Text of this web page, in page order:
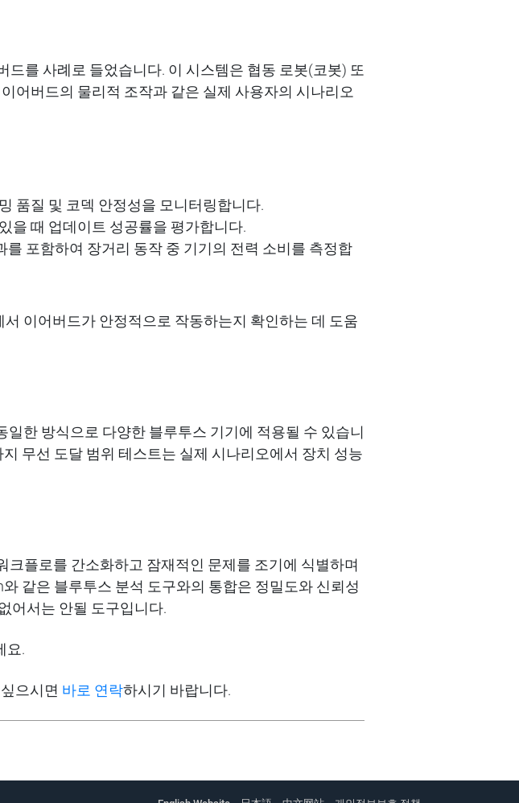
드를 사례로 들었습니다. 이 시스템은 협동 로봇(코봇) 또
이어버드의 물리적 조작과 같은 실제 사용자의 시나리오
품질 및 코덱 안정성을 모니터링합니다.
있을 때 업데이트 성공률을 평가합니다.
를 포함하여 장거리 동작 중 기기의 전력 소비를 측정합
서 이어버드가 안정적으로 작동하는지 확인하는 데 도움
일한 방식으로 다양한 블루투스 기기에 적용될 수 있습니
무선 도달 범위 테스트는 실제 시나리오에서 장치 성능
크플로를 간소화하고 잠재적인 문제를 조기에 식별하며
와 같은 블루투스 분석 도구와의 통합은 정밀도와 신뢰성
어서는 안될 도구입니다.
요.
으시면 바로 연락하시기 바랍니다.